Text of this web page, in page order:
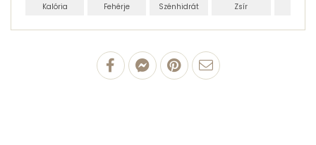
Kalória Fehérje Szénhidrát Zsír
100 g Agávé szirup